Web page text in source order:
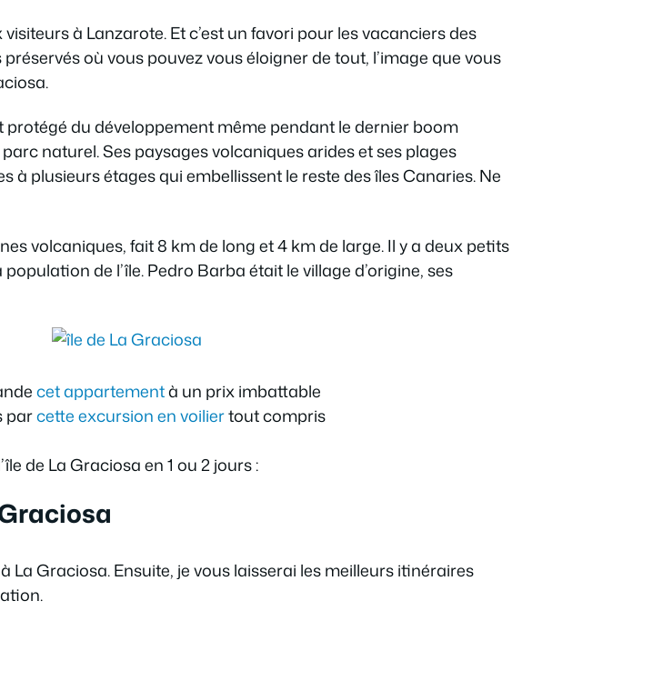
à Lanzarote. Et c’est un favori pour les vacanciers des
où vous pouvez vous éloigner de tout, l’image que vous
protégé du développement même pendant le dernier boom
naturel. Ses paysages volcaniques arides et ses plages
plusieurs étages qui embellissent le reste des îles Canaries. Ne
volcaniques, fait 8 km de long et 4 km de large. Il y a deux petits
de l’île. Pedro Barba était le village d’origine, ses
cet appartementà un prix imbattable
parcette excursion en voiliertout compris
de La Graciosa en 1 ou 2 jours :
Graciosa. Ensuite, je vous laisserai les meilleurs itinéraires